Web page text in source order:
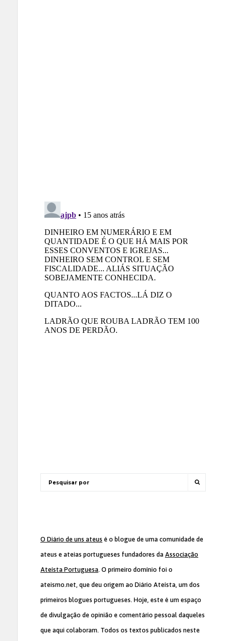
O Diário de uns ateus é o blogue de uma comunidade de
ateus e ateias portugueses fundadores da Associação
Ateísta Portuguesa. O primeiro domínio foi o
ateismo.net, que deu origem ao Diário Ateísta, um dos
primeiros blogues portugueses. Hoje, este é um espaço
de divulgação de opinião e comentário pessoal daqueles
que aqui colaboram. Todos os textos publicados neste